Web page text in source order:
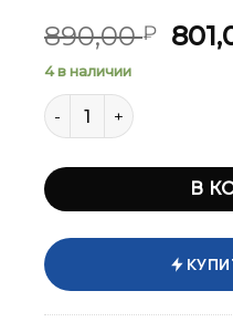
890,00₽
цена
4 в наличии
Количество товара
В